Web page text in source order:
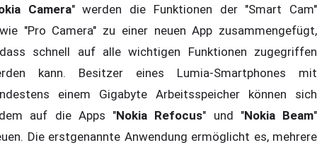
Camera" werden die Funktionen der "Smart Cam"
"Pro Camera" zu einer neuen App zusammengefügt,
schnell auf alle wichtigen Funktionen zugegriffen
kann. Besitzer eines Lumia-Smartphones mit
einem Gigabyte Arbeitsspeicher können sich
auf die Apps "Nokia Refocus" und "Nokia Beam"
Die erstgenannte Anwendung ermöglicht es, mehrere